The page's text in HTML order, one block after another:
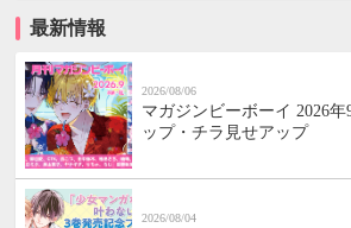
最新情報
2026/08/06
マガジンビーボーイ 2026
ップ・チラ見せアップ
2026/08/04